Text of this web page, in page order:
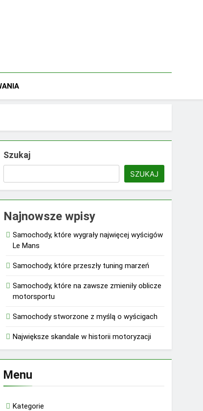
Szukaj
SZUKAJ
Najnowsze wpisy
Samochody, które wygrały najwięcej wyścigów
Le Mans
Samochody, które przeszły tuning marzeń
Samochody, które na zawsze zmieniły oblicze
motorsportu
Samochody stworzone z myślą o wyścigach
Największe skandale w historii motoryzacji
Menu
Kategorie